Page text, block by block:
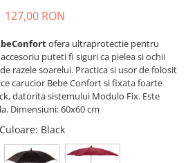
x 60 cm
127,00 RON
ofera ultraprotectie pentru
puteti fi siguri ca pielea si ochii
razele soarelui. Practica si usor de folosit
carucior Bebe Confort si fixata foarte
datorita sistemului Modulo Fix. Este
Dimensiuni: 60x60 cm
Culoare: Black